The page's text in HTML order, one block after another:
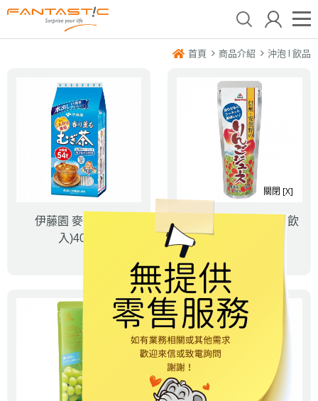
首頁 商品介紹 沖泡 l 飲品
伊藤園 麥茶(54袋
入)405g
Gold-Pak 信州蘋果汁飲
關閉 [X]